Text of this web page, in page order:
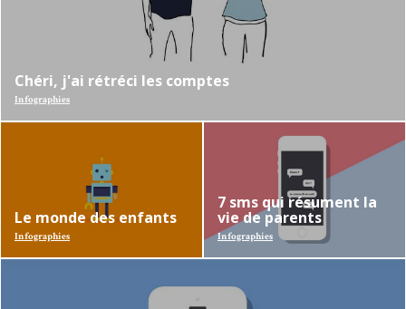
Chéri, j'ai rétréci les comptes
Infographies
Le monde des enfants
Infographies
7 sms qui résument la
vie de parents
Infographies